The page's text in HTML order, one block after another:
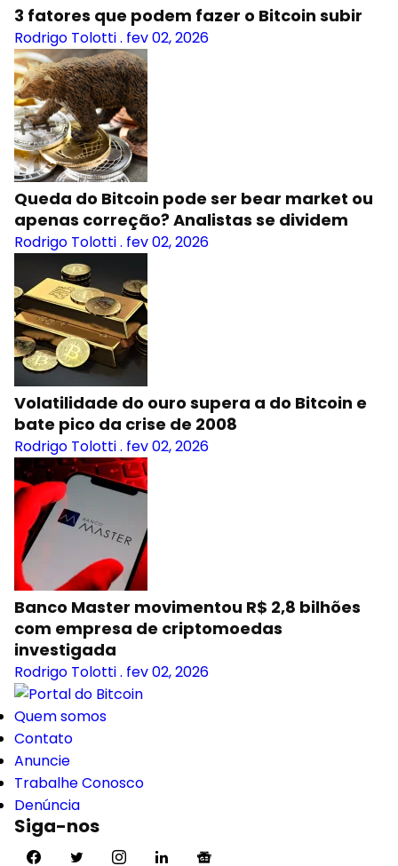
3 fatores que podem fazer o Bitcoin subir
Rodrigo Tolotti. fev 02, 2026
Queda do Bitcoin pode ser bear market ou
apenas correção? Analistas se dividem
Rodrigo Tolotti. fev 02, 2026
Volatilidade do ouro supera a do Bitcoin e
bate pico da crise de 2008
Rodrigo Tolotti. fev 02, 2026
Banco Master movimentou R$ 2,8 bilhões
com empresa de criptomoedas
investigada
Rodrigo Tolotti. fev 02, 2026
Quem somos
Contato
Anuncie
Trabalhe Conosco
Denúncia
Siga-nos